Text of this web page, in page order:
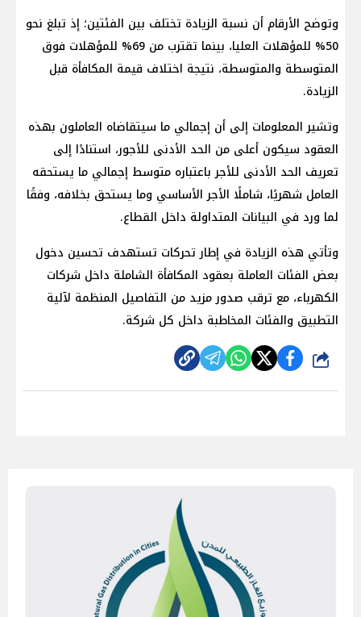
وتوضح الأرقام أن نسبة الزيادة تختلف بين الفئتين؛ إذ تبلغ نحو
50% للمؤهلات العليا، بينما تقترب من 69% للمؤهلات فوق
المتوسطة والمتوسطة، نتيجة اختلاف قيمة المكافأة قبل
الزيادة.
وتشير المعلومات إلى أن إجمالي ما سيتقاضاه العاملون بهذه
العقود سيكون أعلى من الحد الأدنى للأجور، استنادًا إلى
تعريف الحد الأدنى للأجر باعتباره متوسط إجمالي ما يستحقه
العامل شهريًا، شاملًا الأجر الأساسي وما يستحق بخلافه، وفقًا
لما ورد في البيانات المتداولة داخل القطاع.
وتأتي هذه الزيادة في إطار تحركات تستهدف تحسين دخول
بعض الفئات العاملة بعقود المكافأة الشاملة داخل شركات
الكهرباء، مع ترقب صدور مزيد من التفاصيل المنظمة لآلية
التطبيق والفئات المخاطبة داخل كل شركة.
شارك